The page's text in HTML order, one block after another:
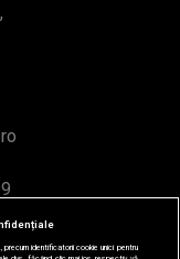
identificatorii cookie unici pentru